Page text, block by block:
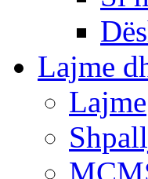
Lajme
Lajme